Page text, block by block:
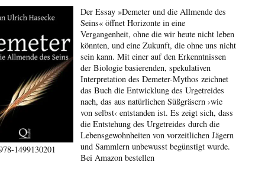
1499130201
Der Essay »Demeter und die Allmende des
Seins« öffnet Horizonte in eine
Vergangenheit, ohne die wir heute nicht leben
könnten, und eine Zukunft, die ohne uns nicht
sein kann. Mit einer auf den Erkenntnissen
der Biologie basierenden, spekulativen
Interpretation des Demeter-Mythos zeichnet
das Buch die Entwicklung des Urgetreides
nach, das aus natürlichen Süßgräsern ›wie
von selbst‹ entstanden ist. Es zeigt sich, dass
die Entstehung des Urgetreides durch die
Lebensgewohnheiten von vorzeitlichen Jägern
und Sammlern unbewusst begünstigt wurde.
Bei Amazon bestellen